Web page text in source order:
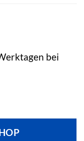
bei